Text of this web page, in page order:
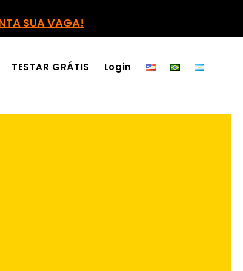
SUA VAGA!
TESTAR GRÁTIS Login